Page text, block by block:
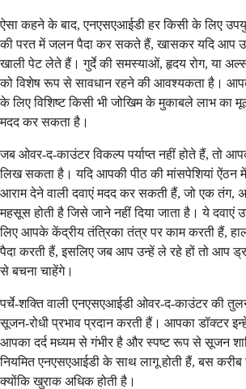
ऐसा कहने के बाद, एनएसएआईडी हर किसी के लिए
की परत में जलन पैदा कर सकते हैं, खासकर यदि आप
खाली पेट लेते हैं। गुर्दे की समस्याओं, हृदय रोग, या
को विशेष रूप से सावधान रहने की आवश्यकता है।
के लिए विशिष्ट किसी भी जोखिम के मुकाबले लाभ का
मदद कर सकता है।
जब ओवर-द-काउंटर विकल्प पर्याप्त नहीं होते हैं, तो
लिख सकता है। यदि आपकी पीठ की मांसपेशियां ऐंठन में
आराम देने वाली दवाएं मदद कर सकती हैं, जो एक
महसूस होती है जिसे जाने नहीं दिया जाता है। ये
लिए आपके केंद्रीय तंत्रिका तंत्र पर काम करती हैं,
पैदा करती हैं, इसलिए जब आप उन्हें ले रहे हों तो आप
से बचना चाहेंगे।
पर्चे-शक्ति वाली एनएसएआईडी ओवर-द-काउंटर की
सूजन-रोधी प्रभाव प्रदान करती हैं। आपका डॉक्टर
आपका दर्द मध्यम से गंभीर है और स्पष्ट रूप से सूजन
नियमित एनएसएआईडी के साथ लागू होती हैं, बस करीब
क्योंकि खुराक अधिक होती है।